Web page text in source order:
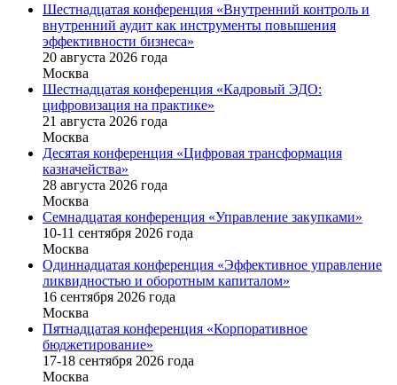
Шестнадцатая конференция «Внутренний контроль и
внутренний аудит как инструменты повышения
эффективности бизнеса»
20 августа 2026 года
Москва
Шестнадцатая конференция «Кадровый ЭДО:
цифровизация на практике»
21 августа 2026 года
Москва
Десятая конференция «Цифровая трансформация
казначейства»
28 августа 2026 года
Москва
Семнадцатая конференция «Управление закупками»
10-11 сентября 2026 года
Москва
Одиннадцатая конференция «Эффективное управление
ликвидностью и оборотным капиталом»
16 cентября 2026 года
Москва
Пятнадцатая конференция «Корпоративное
бюджетирование»
17-18 сентября 2026 года
Москва